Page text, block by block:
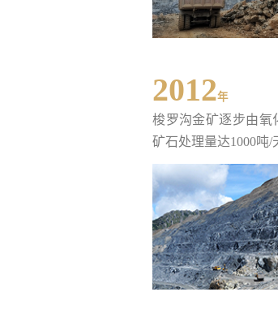
2012年
梭罗沟金矿逐步由氧
矿石处理量达1000吨/